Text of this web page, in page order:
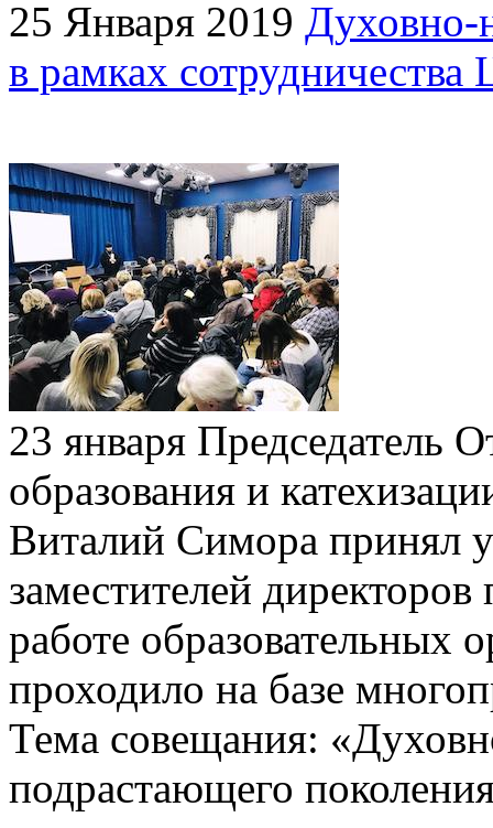
25 Января 2019 Духовно-
в рамках
23 января Председатель
образования и
Виталий Симора принял
заместителей
работе образовательных
проходило на базе
Тема совещания:
подрастающего